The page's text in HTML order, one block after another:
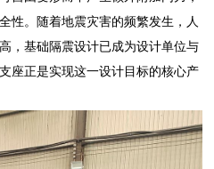
性。随着地震灾害的频繁发生，人
，基础隔震设计已成为设计单位与
座正是实现这一设计目标的核心产